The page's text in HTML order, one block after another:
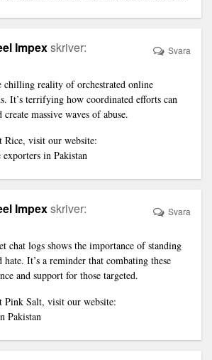
Impexskriver:
chilling reality of orchestrated online
It’s terrifying how coordinated efforts can
massive waves of abuse.
visit our website:
in Pakistan
Svara
Impexskriver:
chat logs shows the importance of standing
It’s a reminder that combating these
and support for those targeted.
Salt, visit our website:
Pakistan
Svara